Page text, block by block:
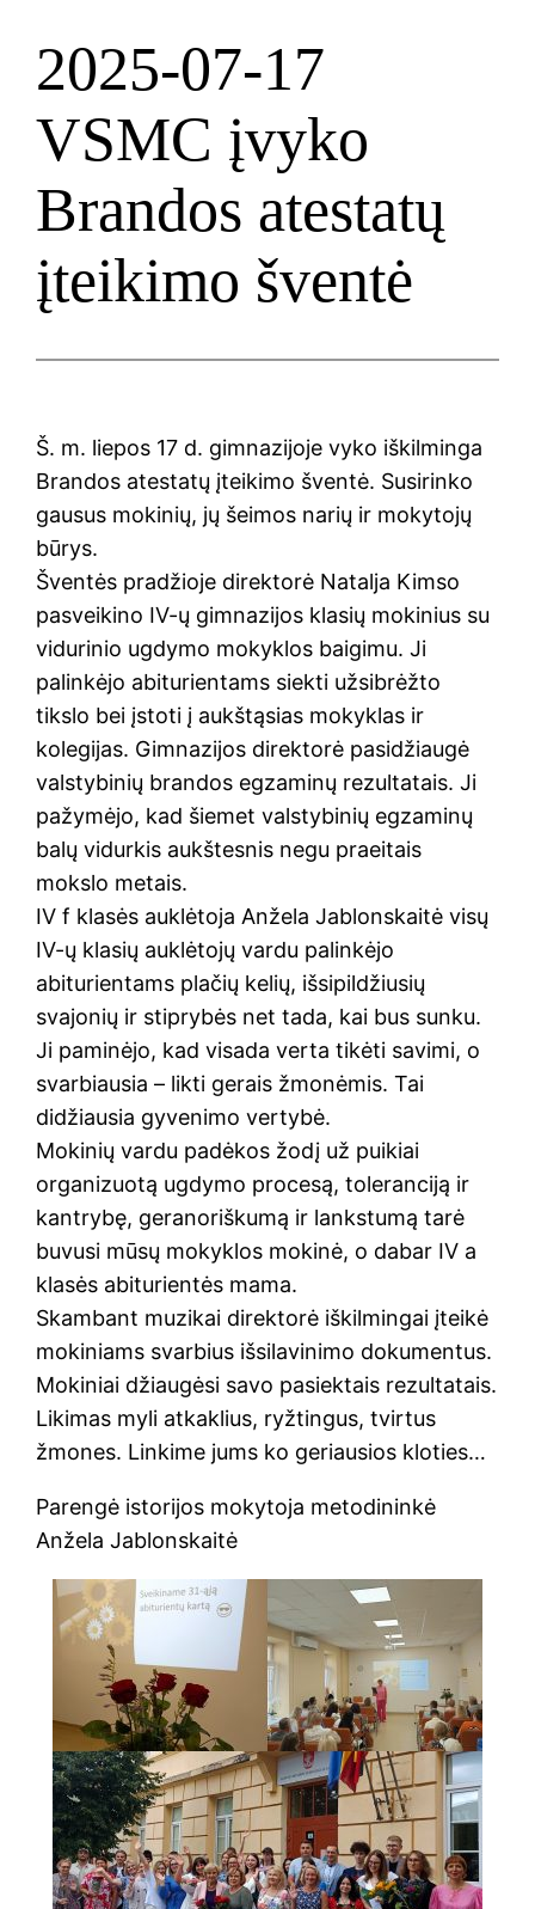
2025-07-17
VSMC įvyko
Brandos atestatų
įteikimo šventė
Š. m. liepos 17 d. gimnazijoje vyko iškilminga
Brandos atestatų įteikimo šventė. Susirinko
gausus mokinių, jų šeimos narių ir mokytojų
būrys.
Šventės pradžioje direktorė Natalja Kimso
pasveikino IV-ų gimnazijos klasių mokinius su
vidurinio ugdymo mokyklos baigimu. Ji
palinkėjo abiturientams siekti užsibrėžto
tikslo bei įstoti į aukštąsias mokyklas ir
kolegijas. Gimnazijos direktorė pasidžiaugė
valstybinių brandos egzaminų rezultatais. Ji
pažymėjo, kad šiemet valstybinių egzaminų
balų vidurkis aukštesnis negu praeitais
mokslo metais.
IV f klasės auklėtoja Anžela Jablonskaitė visų
IV-ų klasių auklėtojų vardu palinkėjo
abiturientams plačių kelių, išsipildžiusių
svajonių ir stiprybės net tada, kai bus sunku.
Ji paminėjo, kad visada verta tikėti savimi, o
svarbiausia – likti gerais žmonėmis. Tai
didžiausia gyvenimo vertybė.
Mokinių vardu padėkos žodį už puikiai
organizuotą ugdymo procesą, toleranciją ir
kantrybę, geranoriškumą ir lankstumą tarė
buvusi mūsų mokyklos mokinė, o dabar IV a
klasės abiturientės mama.
Skambant muzikai direktorė iškilmingai įteikė
mokiniams svarbius išsilavinimo dokumentus.
Mokiniai džiaugėsi savo pasiektais rezultatais.
Likimas myli atkaklius, ryžtingus, tvirtus
žmones. Linkime jums ko geriausios kloties…
Parengė istorijos mokytoja metodininkė
Anžela Jablonskaitė